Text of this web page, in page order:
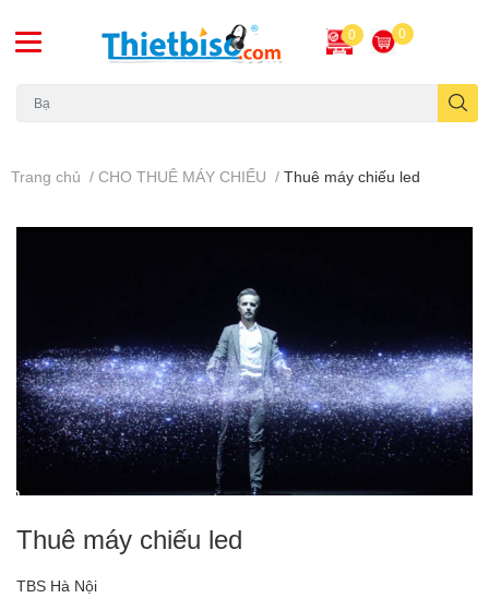
0 0
Trang chủ / CHO THUÊ MÁY CHIẾU / Thuê máy chiếu led
Thuê máy chiếu led
TBS Hà Nội